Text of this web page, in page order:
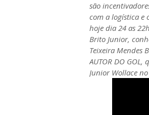
são
com a logística e
hoje dia 24 as
Brito Junior,
Teixeira Mendes
AUTOR DO
Junior Wollace